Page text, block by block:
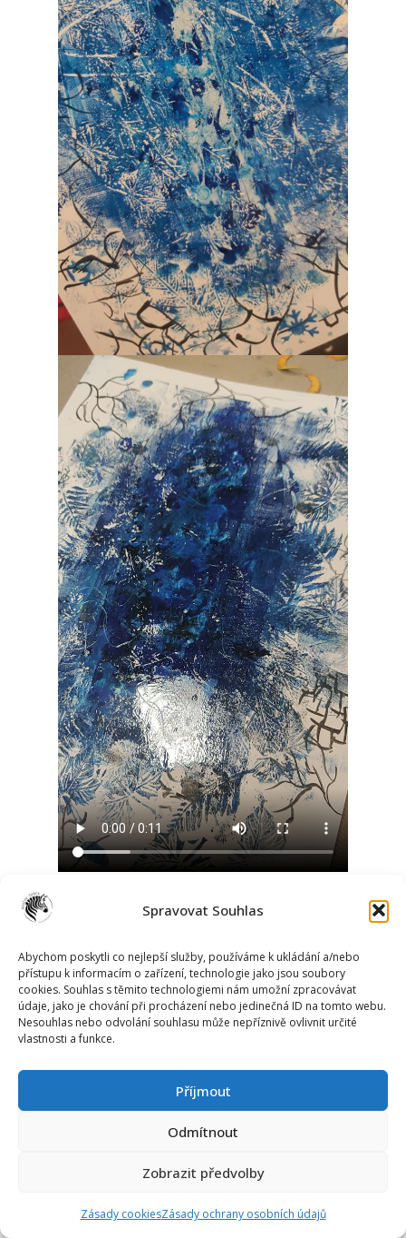
Spravovat Souhlas
Abychom poskytli co nejlepší služby, používáme k ukládání a/nebo
přístupu k informacím o zařízení, technologie jako jsou soubory
cookies. Souhlas s těmito technologiemi nám umožní zpracovávat
údaje, jako je chování při procházení nebo jedinečná ID na tomto webu.
Nesouhlas nebo odvolání souhlasu může nepříznivě ovlivnit určité
vlastnosti a funkce.
Příjmout
Odmítnout
Zobrazit předvolby
Zásady cookiesZásady ochrany osobních údajů